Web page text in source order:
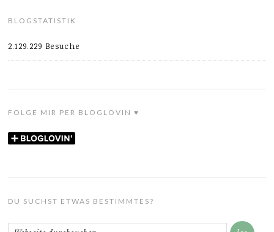
BLOGSTATISTIK
2.129.229 Besuche
FOLGE MIR PER BLOGLOVIN ♥
DU SUCHST ETWAS BESTIMMTES?